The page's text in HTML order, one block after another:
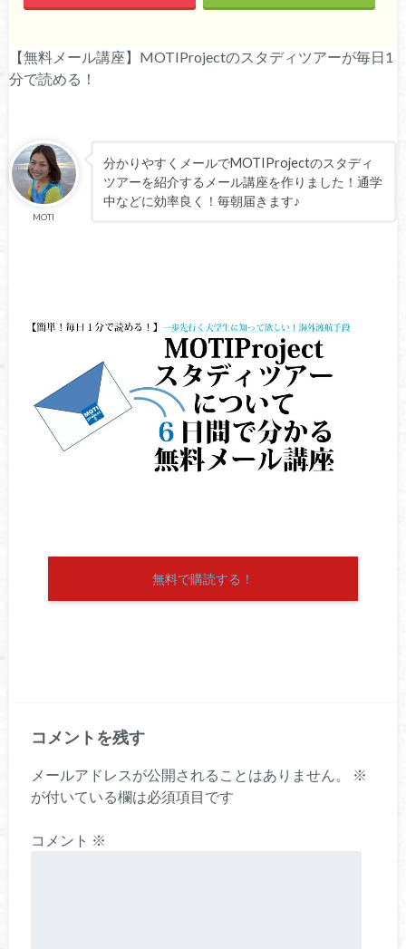
【無料メール講座】MOTIProjectのスタディツアーが毎日1
分で読める！
MOTI
分かりやすくメールでMOTIProjectのスタディ
ツアーを紹介するメール講座を作りました！通学
中などに効率良く！毎朝届きます♪
無料で購読する！
コメントを残す
メールアドレスが公開されることはありません。
※
が付いている欄は必須項目です
コメント ※